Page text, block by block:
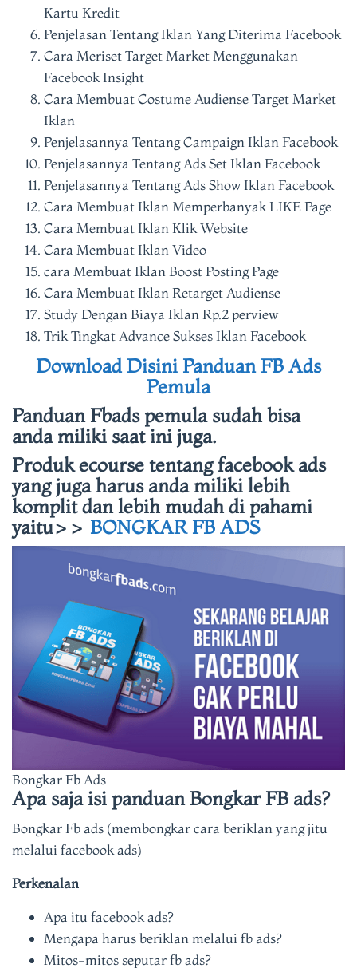
Kartu Kredit
Penjelasan Tentang Iklan Yang Diterima Facebook
Cara Meriset Target Market Menggunakan
Facebook Insight
Cara Membuat Costume Audiense Target Market
Iklan
Penjelasannya Tentang Campaign Iklan Facebook
Penjelasannya Tentang Ads Set Iklan Facebook
Penjelasannya Tentang Ads Show Iklan Facebook
Cara Membuat Iklan Memperbanyak LIKE Page
Cara Membuat Iklan Klik Website
Cara Membuat Iklan Video
cara Membuat Iklan Boost Posting Page
Cara Membuat Iklan Retarget Audiense
Study Dengan Biaya Iklan Rp.2 perview
Trik Tingkat Advance Sukses Iklan Facebook
Download Disini Panduan FB Ads
Pemula
Panduan Fbads pemula sudah bisa
anda miliki saat ini juga.
Produk ecourse tentang facebook ads
yang juga harus anda miliki lebih
komplit dan lebih mudah di pahami
yaitu>> BONGKAR FB ADS
Bongkar Fb Ads
Apa saja isi panduan Bongkar FB ads?
Bongkar Fb ads (membongkar cara beriklan yang jitu
melalui facebook ads)
Perkenalan
Apa itu facebook ads?
Mengapa harus beriklan melalui fb ads?
Mitos-mitos seputar fb ads?